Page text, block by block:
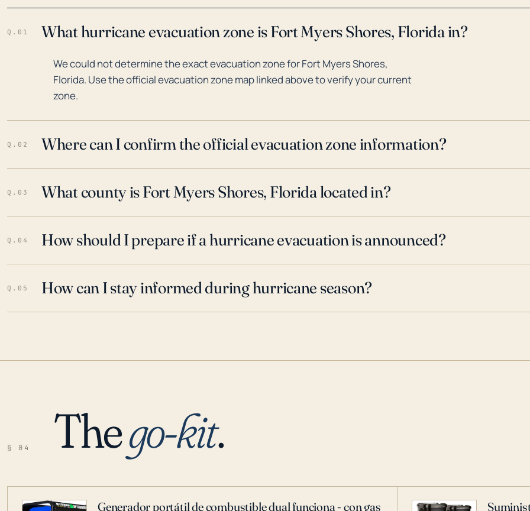
Q.01 What hurricane evacuation zone is Fort Myers Shores, Florida in?
We could not determine the exact evacuation zone for Fort Myers Shores,
Florida. Use the official evacuation zone map linked above to verify your current
zone.
Q.02 Where can I confirm the official evacuation zone information?
Q.03 What county is Fort Myers Shores, Florida located in?
Q.04 How should I prepare if a hurricane evacuation is announced?
Q.05 How can I stay informed during hurricane season?
§ 04 Thego-kit.
Generador portátil de combustible dual funciona - con gas